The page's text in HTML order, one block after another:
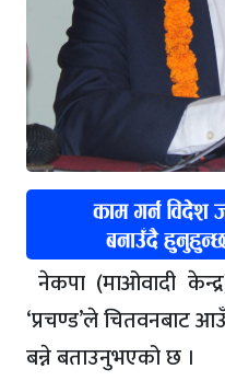
नेकपा (माओवादी
‘प्रचण्ड’ले चितवनबाट
बन्ने बताउनुभएको छ ।